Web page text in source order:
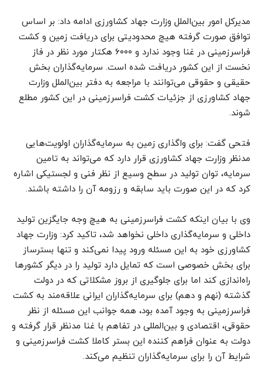
مدیرکل امور بین‌الملل وزارت جهاد کشاورزی ادامه داد: بر اساس
توافق صورت گرفته هیچ محدودیتی برای دریافت زمین و کشت
فراسرزمینی در غنا وجود ندارد و ۶۰۰۰ هکتار مورد نظر در فاز
نخست از این کشور دریافت شده است. سرمایه‌گذاران بخش
حقیقی و حقوقی می‌توانند با مراجعه به دفتر بین‌الملل وزارت
جهاد کشاورزی از جزئیات کشت فراسرزمینی در این کشور مطلع
شوند.
فتحی گفت: برای واگذاری زمین به سرمایه‌گذاران اولویت‌هایی
مدنظر وزارت جهاد کشاورزی قرار دارد که می‌تواند به تامین
سرمایه، توان تولید در سطح وسیع از نظر فنی و لجستیکی اشاره
کرد که در این صورت باید سابقه و رزومه آن را داشته باشند.
وی با بیان اینکه کشت فراسرزمینی به هیچ وجه جایگزین تولید
داخلی و سرمایه‌گذاری داخلی نخواهد شد، تاکید کرد: وزارت جهاد
کشاورزی خود به این مسئله ورود پیدا نمی‌کند و تنها بسترساز
برای بخش خصوصی است که تمایل دارد تولید را در دیگر کشورها
راه‌اندازی کند اما برای جلوگیری از بروز مشکلاتی که در دولت
گذشته (نهم و دهم) برای سرمایه‌گذاران ایرانی علاقه‌مند به کشت
فراسرزمینی به وجود آمده بود، همه جوانب این مسئله از نظر
حقوقی، اقتصادی و بین‌المللی در تفاهم با غنا مدنظر قرار گرفته و
دولت به عنوان فراهم کننده این بستر کاملا کشت فراسرزمینی و
شرایط آن را برای سرمایه‌گذاران تنظیم می‌کند.